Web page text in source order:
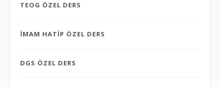
TEOG ÖZEL DERS
İMAM HATİP ÖZEL DERS
DGS ÖZEL DERS